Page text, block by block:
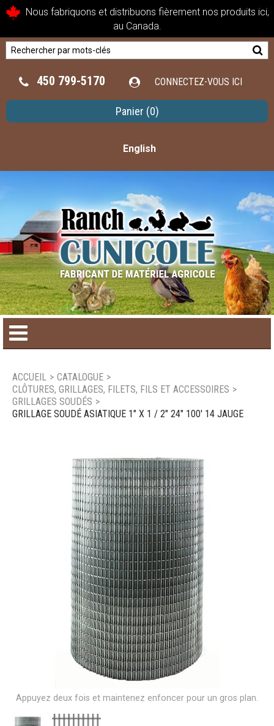
Nous fabriquons et distribuons fièrement nos produits ici,
au Canada.
450 799-5170 CONNECTEZ-VOUS ICI
Panier (0)
English
Catalogue de produit
Nouveaux produits
Nous joindre
ACCUEIL > CATALOGUE >
CLÔTURES, GRILLAGES, FILETS, FILS ET ACCESSOIRES >
GRILLAGES SOUDÉS >
GRILLAGE SOUDÉ ASIATIQUE 1" X 1 / 2" 24" 100' 14 JAUGE
Appuyez deux fois et maintenez enfoncer pour un gros plan.